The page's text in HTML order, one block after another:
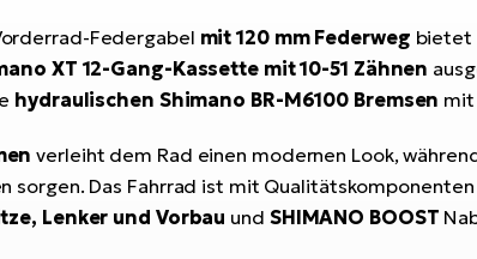
Federgabel mit 120 mm Federweg bietet
XT 12-Gang-Kassette mit 10-51 Zähnen
hydraulischen Shimano BR-M6100 Bremsen mit
verleiht dem Rad einen modernen Look,
sorgen. Das Fahrrad ist mit Qualitätskomponenten
Lenker und Vorbau und SHIMANO BOOST